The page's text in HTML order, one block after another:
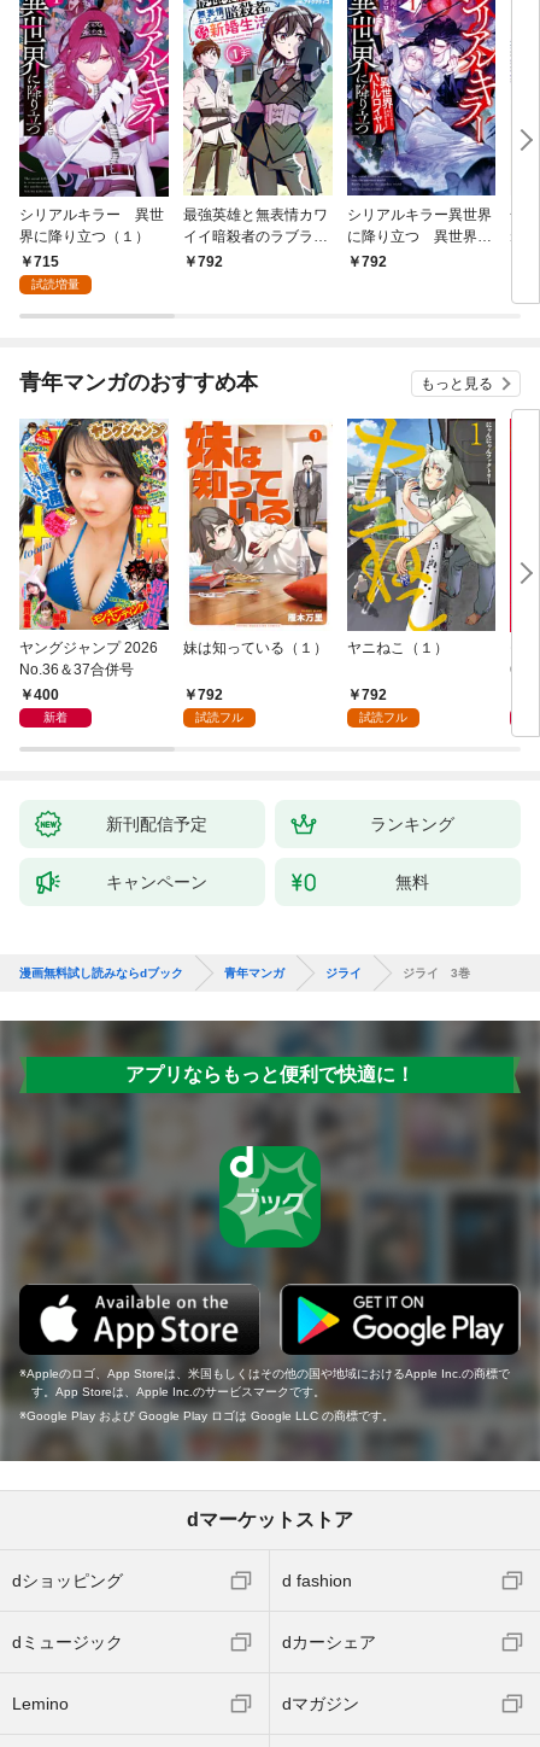
シリアルキラー 異世
界に降り立つ（１）
715
試読増量
最強英雄と無表情カワ
イイ暗殺者のラブラブ
新婚生活 １巻
792
シリアルキラー異世界
に降り立つ 異世界バ
トルロイヤル1巻
792
一
ね
青年マンガのおすすめ本 もっと見る
ヤングジャンプ 2026
No.36＆37合併号
400
新着
妹は知っている（１）
792
試読フル
ヤニねこ（１）
792
試読フル
6・
新刊配信予定 ランキング
キャンペーン 無料
漫画無料試し読みならdブック 青年マンガ ジライ ジライ 3巻
アプリならもっと便利で快適に！
Appleのロゴ、App Storeは、米国もしくはその他の国や地域におけるApple Inc.の商標で
す。App Storeは、Apple Inc.のサービスマークです。
Google Play および Google Play ロゴは Google LLC の商標です。
dマーケットストア
dショッピング d fashion
dミュージック dカーシェア
Lemino dマガジン